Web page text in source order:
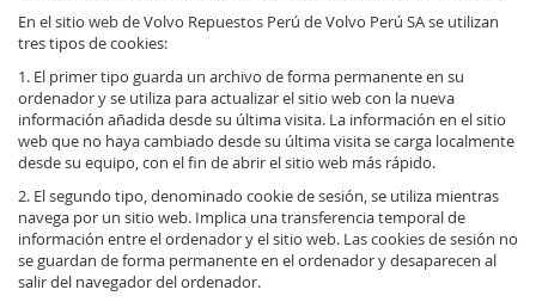
En el sitio web de Volvo Repuestos Perú de Volvo Perú SA se utilizan
tres tipos de cookies:
1. El primer tipo guarda un archivo de forma permanente en su
ordenador y se utiliza para actualizar el sitio web con la nueva
información añadida desde su última visita. La información en el sitio
web que no haya cambiado desde su última visita se carga localmente
desde su equipo, con el fin de abrir el sitio web más rápido.
2. El segundo tipo, denominado cookie de sesión, se utiliza mientras
navega por un sitio web. Implica una transferencia temporal de
información entre el ordenador y el sitio web. Las cookies de sesión no
se guardan de forma permanente en el ordenador y desaparecen al
salir del navegador del ordenador.